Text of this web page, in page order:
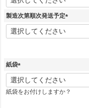
必
須
製造次第順次発送予定
(
紙袋
(
必
須
紙袋をお付けしますか？